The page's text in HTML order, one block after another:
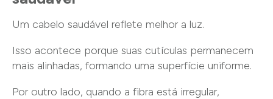
Um cabelo saudável reflete melhor a luz.
Isso acontece porque suas cutículas permanecem
mais alinhadas, formando uma superfície uniforme.
Por outro lado, quando a fibra está irregular,